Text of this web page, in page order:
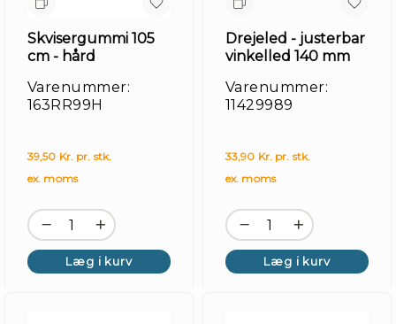
Skvisergummi 105
cm - hård
Varenummer:
163RR99H
39,50 Kr. pr. stk.
ex. moms
Læg i kurv
Drejeled - justerbar
vinkelled 140 mm
Varenummer:
11429989
33,90 Kr. pr. stk.
ex. moms
Læg i kurv